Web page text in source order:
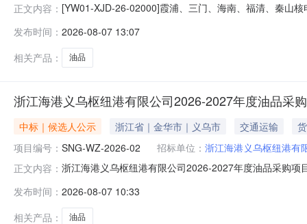
正文内容： [YW01-XJD-26-02000]霞浦、三门、海南、福清、秦山
1家通过初步评审，不具备竞争性，项目失败。
发布时间： 2026-08-07 13:07
相关产品：
油品
浙江海港义乌枢纽港有限公司2026-2027年度油品采
中标｜候选人公示 浙江省｜金华市｜义乌市 交通运输
项目编号： SNG-WZ-2026-02 招标单位： 浙江海港义乌枢纽港有
正文内容： 浙江海港义乌枢纽港有限公司2026-2027年度油品采购
日第一中标候选人：宁波市北仑润轴特种油品科技有限
发布时间： 2026-08-07 10:33
相关产品：
油品